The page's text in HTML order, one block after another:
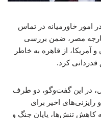
امور خاورمیانه در تماس
خارجه مصر، ضمن بررسی
آمریکا، از قاهره به خاطر
قدردانی کرد.
در این گفت‌وگو، دو طرف
رایزنی‌های اخیر برای
کاهش تنش‌ها، پایان جنگ و